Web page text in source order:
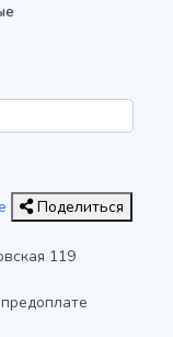
Поделиться
119